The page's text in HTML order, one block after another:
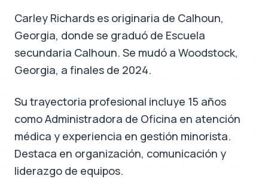
Carley Richards es originaria de Calhoun,
Georgia, donde se graduó de Escuela
secundaria Calhoun. Se mudó a Woodstock,
Georgia, a finales de 2024.
Su trayectoria profesional incluye 15 años
como Administradora de Oficina en atención
médica y experiencia en gestión minorista.
Destaca en organización, comunicación y
liderazgo de equipos.